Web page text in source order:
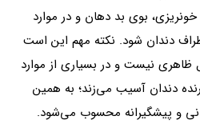
خونریزی، بوی بد دهان و در موارد
دندان شود. نکته مهم این است
نیست و در بسیاری از موارد
دندان آسیب می‌زند؛ به همین
و پیشگیرانه محسوب می‌شود.